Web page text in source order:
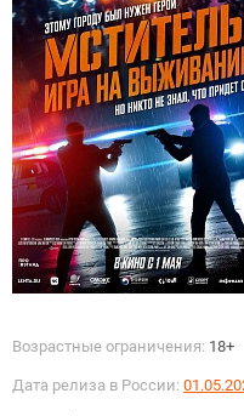
Возрастные ограничения: 18+
Дата релиза в России: